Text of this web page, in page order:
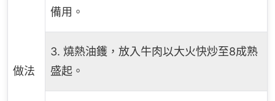
做法
備用。
3. 燒熱油鑊，放入牛肉以大火快炒至8成熟
盛起。